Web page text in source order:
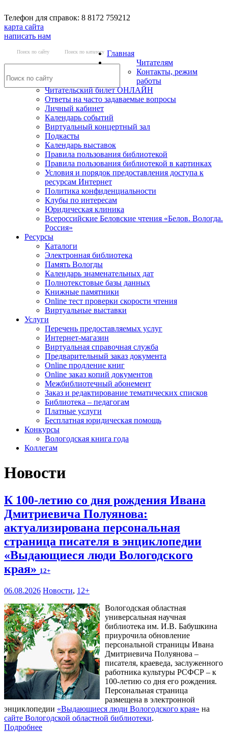
Телефон для справок: 8 8172 759212
карта сайта
написать нам
Поиск по сайту Поиск по каталогу Главная
Читателям
Контакты, режим
работы
Читательский билет ОНЛАЙН
Ответы на часто задаваемые вопросы
Личный кабинет
Календарь событий
Виртуальный концертный зал
Подкасты
Календарь выставок
Правила пользования библиотекой
Правила пользования библиотекой в картинках
Условия и порядок предоставления доступа к
ресурсам Интернет
Политика конфиденциальности
Клубы по интересам
Юридическая клиника
Всероссийские Беловские чтения «Белов. Вологда.
Россия»
Ресурсы
Каталоги
Электронная библиотека
Память Вологды
Календарь знаменательных дат
Полнотекстовые базы данных
Книжные памятники
Online тест проверки скорости чтения
Виртуальные выставки
Услуги
Перечень предоставляемых услуг
Интернет-магазин
Виртуальная справочная служба
Предварительный заказ документа
Online продление книг
Online заказ копий документов
Межбиблиотечный абонемент
Заказ и редактирование тематических списков
Библиотека – педагогам
Платные услуги
Бесплатная юридическая помощь
Конкурсы
Вологодская книга года
Коллегам
Новости
К 100-летию со дня рождения Ивана
Дмитриевича Полуянова:
актуализирована персональная
страница писателя в энциклопедии
«Выдающиеся люди Вологодского
края» 12+
06.08.2026 Новости, 12+
Вологодская областная
универсальная научная
библиотека им. И.В. Бабушкина
приурочила обновление
персональной страницы Ивана
Дмитриевича Полуянова –
писателя, краеведа, заслуженного
работника культуры РСФСР – к
100‑летию со дня его рождения.
Персональная страница
размещена в электронной
энциклопедии «Выдающиеся люди Вологодского края» на
сайте Вологодской областной библиотеки.
Подробнее